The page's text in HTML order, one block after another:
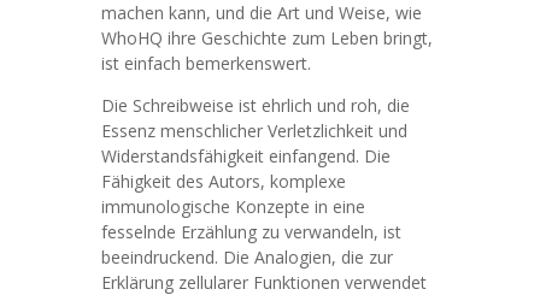
machen kann, und die Art und Weise, wie
WhoHQ ihre Geschichte zum Leben bringt,
ist einfach bemerkenswert.
Die Schreibweise ist ehrlich und roh, die
Essenz menschlicher Verletzlichkeit und
Widerstandsfähigkeit einfangend. Die
Fähigkeit des Autors, komplexe
immunologische Konzepte in eine
fesselnde Erzählung zu verwandeln, ist
beeindruckend. Die Analogien, die zur
Erklärung zellularer Funktionen verwendet